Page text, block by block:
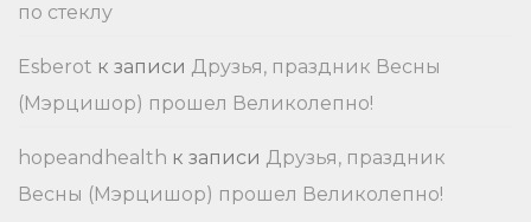
по стеклу
Esberot к записи Друзья, праздник Весны
(Мэрцишор) прошел Великолепно!
hopeandhealth к записи Друзья, праздник
Весны (Мэрцишор) прошел Великолепно!